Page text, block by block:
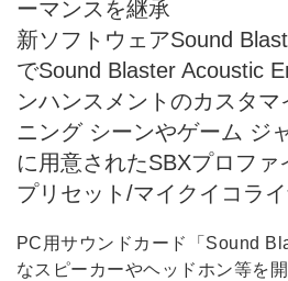
ーマンスを継承
新ソフトウェアSound
でSound Blaster Acoustic
ンハンスメントのカスタマ
ニング シーンやゲーム ジ
に用意されたSBXプロファ
プリセット/マイクイコラ
PC用サウンドカード「Sound
なスピーカーやヘッドホン等を